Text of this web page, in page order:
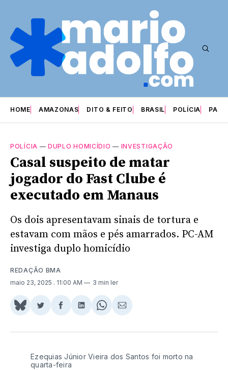
HOME AMAZONAS DITO & FEITO BRASIL POLÍCIA
POLÍCIA —DUPLO HOMICÍDIO — INVESTIGAÇÃO
Casal suspeito de matar
jogador do Fast Clube é
executado em Manaus
Os dois apresentavam sinais de tortura e
estavam com mãos e pés amarrados. PC-AM
investiga duplo homicídio
REDAÇÃO BMA
maio 23, 2025 . 11:00 AM 3 min ler
Share
BlueSky
Compartilhar
Twitter
Compartilhar
Facebook
Compartilhar
LinkedIn
Share
WhatsApp
Compartilhar
Email
Ezequias Júnior Vieira dos Santos foi morto na
quarta-feira